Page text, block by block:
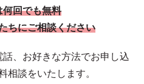
何回でも無料
ちにご相談ください
、お好きな方法でお申し込
相談をいたします。